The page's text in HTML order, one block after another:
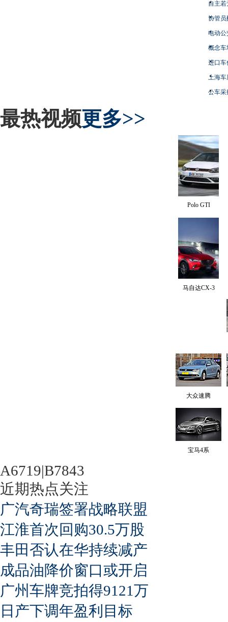
自主
协管员
电动
概念车
进口车
上海
公车采
最热视频更多>>
Polo GTI
马自达CX-3
大众速腾
宝马4系
A6719|B7843
近期热点关注
广汽奇瑞签署战略联盟
江淮首次回购30.5万股
丰田否认在华持续减产
成品油降价窗口或开启
广州车牌竞拍得9121万
日产下调年盈利目标